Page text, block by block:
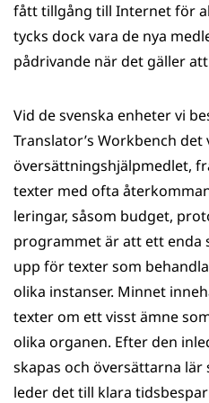
fått tillgång till Internet för
tycks dock vara de nya
pådrivande när det gäller
Vid de svenska enheter vi
Translator’s Workbench det
översättningshjälpmedlet,
texter med ofta
lering­ar, såsom budget,
programmet är att ett enda
upp för texter som
olika instanser. Minnet
texter om ett visst ämne
olika organen. Efter den
skapas och översättarna
leder det till klara